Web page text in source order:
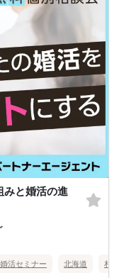
みと婚活の進
婚活セミナー 北海道 札